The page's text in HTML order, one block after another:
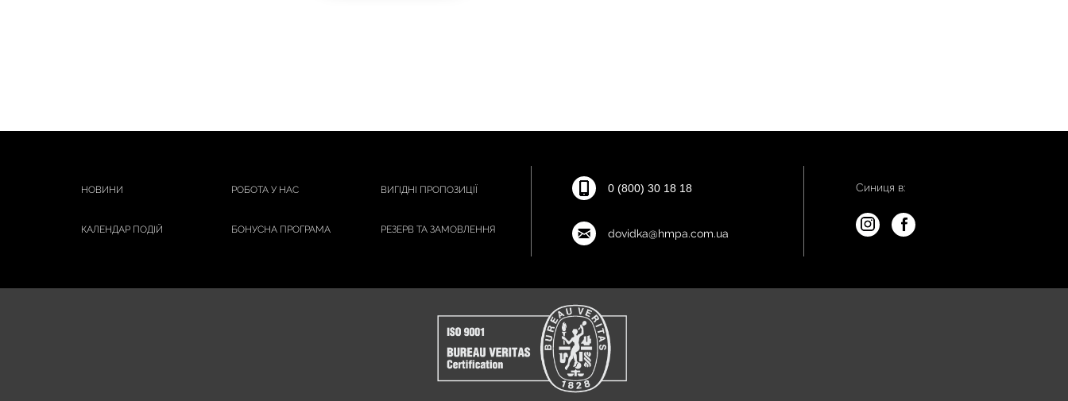
НОВИНИ РОБОТА У НАС ВИГІДНІ ПРОПОЗИЦІЇ
КАЛЕНДАР ПОДІЙ БОНУСНА ПРОГРАМА РЕЗЕРВ ТА ЗАМОВЛЕННЯ
0 (800) 30 18 18
dovidka@hmpa.com.ua
Синиця в: